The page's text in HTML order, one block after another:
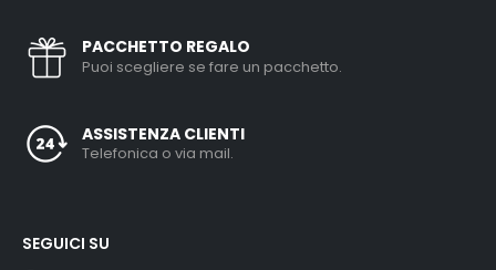
PACCHETTO REGALO
Puoi scegliere se fare un pacchetto.
ASSISTENZA CLIENTI
Telefonica o via mail.
SEGUICI SU